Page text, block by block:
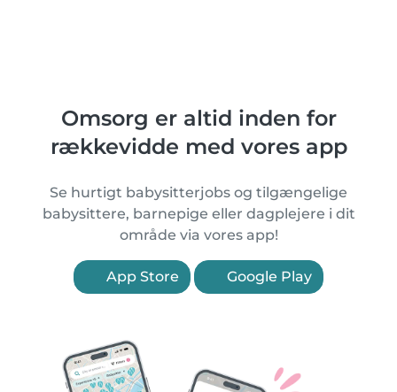
Omsorg er altid inden for
rækkevidde med vores app
Se hurtigt babysitterjobs og tilgængelige
babysittere, barnepige eller dagplejere i dit
område via vores app!
App Store Google Play